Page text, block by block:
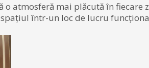
atmosferă mai plăcută în fiecare
într-un loc de lucru